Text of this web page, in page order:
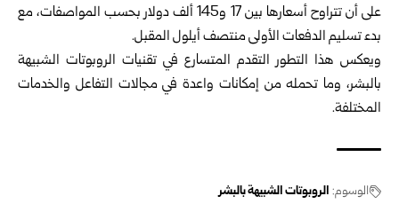
على أن تتراوح أسعارها بين 17 و145 ألف دولار بحسب المواصفات، مع
بدء تسليم الدفعات الأولى منتصف أيلول المقبل.
ويعكس هذا التطور التقدم المتسارع في تقنيات الروبوتات الشبيهة
بالبشر، وما تحمله من إمكانات واعدة في مجالات التفاعل والخدمات
المختلفة.
الوسوم: الروبوتات الشبيهة بالبشر